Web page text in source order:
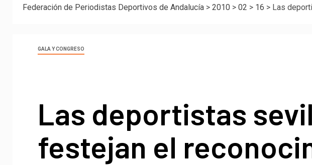
Federación de Periodistas Deportivos de Andalucía > 2010 > 02 > 16 > Las
GALA Y CONGRESO
Las deportistas
festejan el